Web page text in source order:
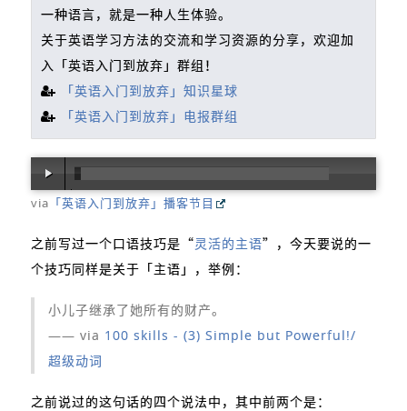
一种语言，就是一种人生体验。
关于英语学习方法的交流和学习资源的分享，欢迎加
入「英语入门到放弃」群组！
「英语入门到放弃」知识星球
「英语入门到放弃」电报群组
00:00/02:26
via 「英语入门到放弃」播客节目
之前写过一个口语技巧是“灵活的主语”，今天要说的一
个技巧同样是关于「主语」，举例：
小儿子继承了她所有的财产。
—— via 100 skills - (3) Simple but Powerful!/
超级动词
之前说过的这句话的四个说法中，其中前两个是：